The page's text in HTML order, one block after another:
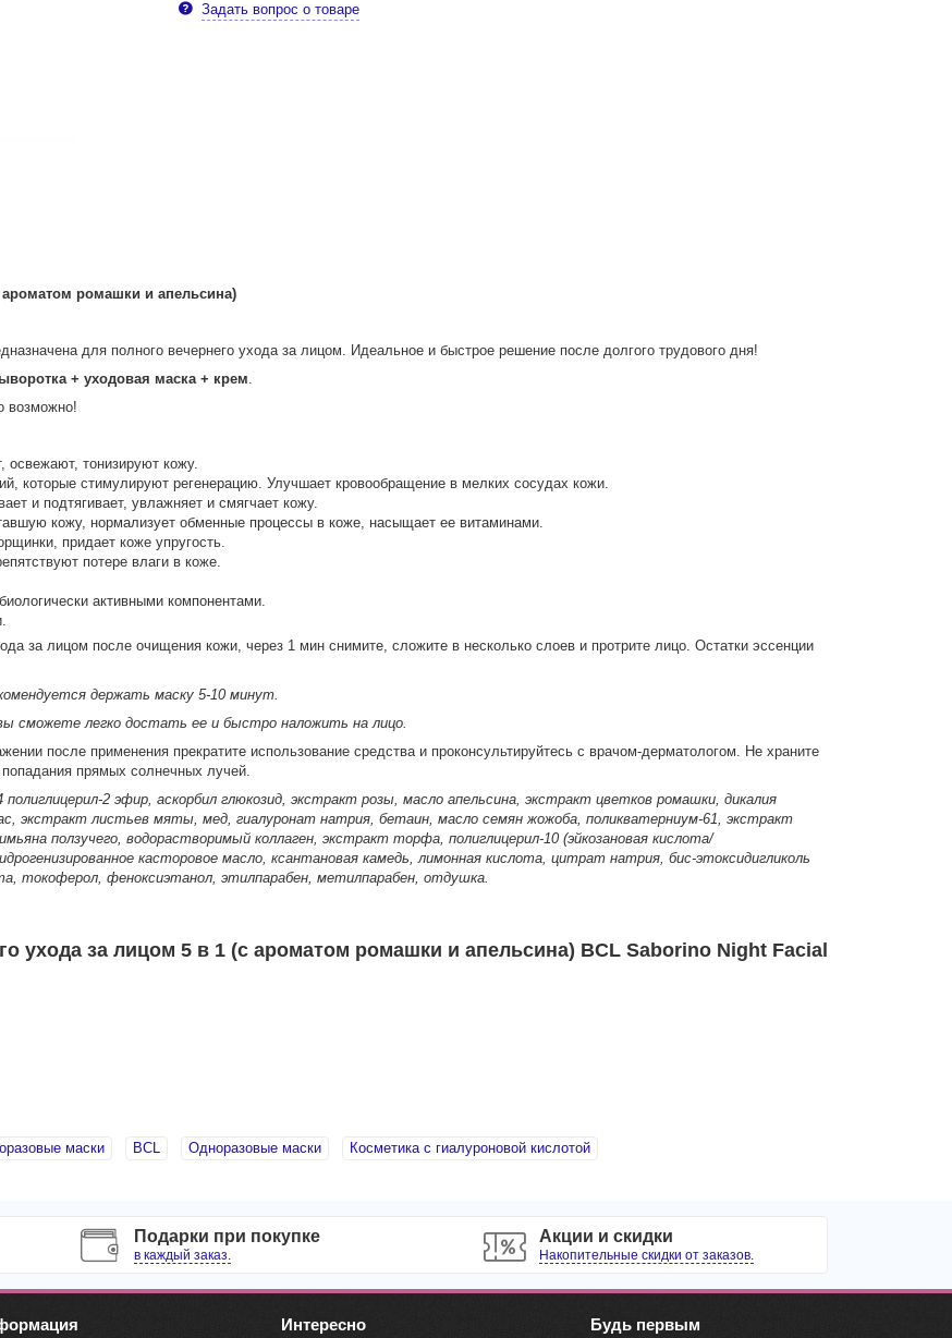
Задать вопрос о товаре
ароматом ромашки и апельсина)
для полного вечернего ухода за лицом. Идеальное и быстрое решение после долгого трудового дня!
+ уходовая маска + крем.
возможно!
тонизируют кожу.
которые стимулируют регенерацию. Улучшает кровообращение в мелких сосудах кожи.
и подтягивает, увлажняет и смягчает кожу.
кожу, нормализует обменные процессы в коже, насыщает ее витаминами.
придает коже упругость.
потере влаги в коже.
активными компонентами.
за лицом после очищения кожи, через 1 мин снимите, сложите в несколько слоев и протрите лицо. Остатки эссенции
держать маску 5-10 минут.
сможете легко достать ее и быстро наложить на лицо.
после применения прекратите использование средства и проконсультируйтесь с врачом-дерматологом. Не храните
прямых солнечных лучей.
полиглицерил-2 эфир, аскорбил глюкозид, экстракт розы, масло апельсина, экстракт цветков ромашки, дикалия
экстракт листьев мяты, мед, гиалуронат натрия, бетаин, масло семян жожоба, поликватерниум-61, экстракт
ползучего, водорастворимый коллаген, экстракт торфа, полиглицерил-10 (эйкозановая кислота/
касторовое масло, ксантановая камедь, лимонная кислота, цитрат натрия, бис-этоксидигликоль
токоферол, феноксиэтанол, этилпарабен, метилпарабен, отдушка.
ухода за лицом 5 в 1 (с ароматом ромашки и апельсина) BCL Saborino Night Facial
маски BCL Одноразовые маски Косметика с гиалуроновой кислотой
Подарки при покупке
в каждый заказ.
Акции и скидки
Накопительные скидки от заказов.
Интересно Будь первым